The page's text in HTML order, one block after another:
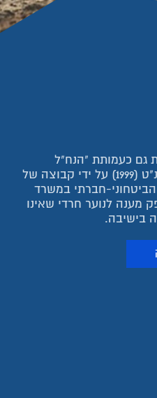
גם כעמותת "הנח"ל
החרדי") הוקמה בשנת התשנ"ט (1999) על ידי קבוצה של
חברתי במשרד
מענה לנוער חרדי שאינו
בישיבה.